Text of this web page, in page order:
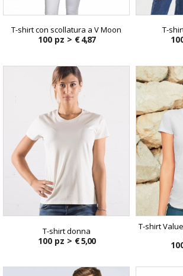
T-shirt con scollatura a V Moon
100 pz > € 4,87
T-
T-shirt donna
100 pz > € 5,00
T-shirt